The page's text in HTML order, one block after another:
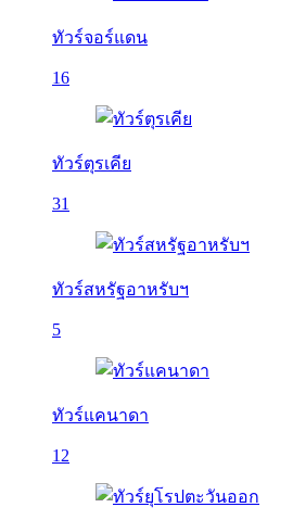
ทัวร์จอร์แดน
16
ทัวร์ตุรเคีย
31
ทัวร์สหรัฐอาหรับฯ
5
ทัวร์แคนาดา
12